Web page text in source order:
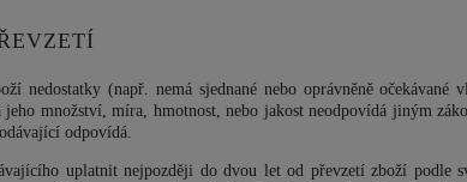
nedostatky (např. nemá sjednané nebo oprávněně
množství, míra, hmotnost, nebo jakost neodpovídá jiným
odpovídá.
uplatnit nejpozději do dvou let od převzetí zboží podle